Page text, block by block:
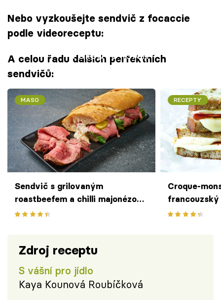
Nebo vyzkoušejte sendvič z focaccie
podle videoreceptu:
Failed to fetch
A celou řadu dalších perfektních
sendvičů:
MASO
Sendvič s grilovaným
roastbeefem a chilli majonézou
podle pipMastera
RECEPTY
Croque-
francouzský
k nakousnutí
Zdroj receptu
S vášní pro jídlo
Kaya Kounová Roubíčková